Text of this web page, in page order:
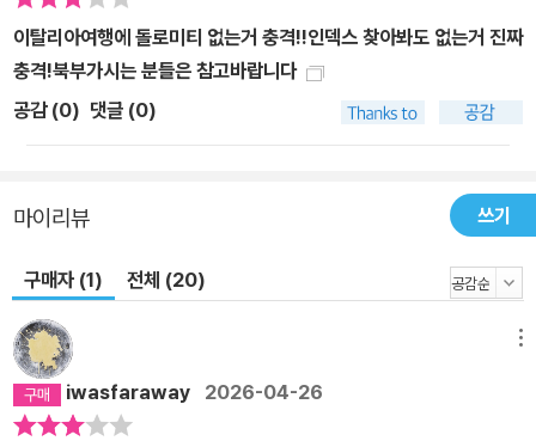
ni), 우리나라 여행자들에게는 낯설지만 주목받는 여행지 마테라(Ma
tera), 세계 최고 품질의 소금을 생산하는 염전의 도시 트라파니(Tra
pani), 그리스 신화 속 아프로디테의 아들인 에릭스(Eryx)가 만들었
다고 하는 천공의 마을 에리체(Erice), 지진으로 폐허가 된 도시를 재
건한 발 디 노토(Val di Noto) 지역(노토, 모디카, 라구사) 등 시칠리
는 여행! 이탈리아를 대표하는 건축·미술·음식·와인 〈프렌즈 이탈리아
깊이 있는 설명이 더해져, 여행을 떠나기 전은 물론 여행을 다녀온 후
에도 소장 가치가 있는 책이다. 또한 이탈리아 건축과 미술, 음식, 와
인, 카페 등에 관한 깊이 있는 설명과 사진으로 자칫 어렵게 느낄 수
있는 이탈리아 문화의 전반적인 이해를 돕는다. 뿐만 아니라 저자가
꼽은 이탈리아의 베스트 볼거리, 이탈리아 베스트 뷰 포인트, 유네스
이탈리아여행에 돌로미티 없는거 충격!!인덱스 찾아봐도 없는거 진짜
충격!북부가시는 분들은 참고바랍니다
공감 (0) 댓글 (0)
마이리뷰 쓰기
구매자 (1) 전체 (20)
iwasfaraway 2026-04-26